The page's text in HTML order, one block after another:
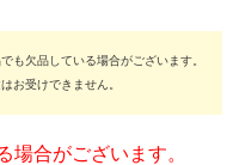
も欠品している場合がございます。
お受けできません。
合がございます。